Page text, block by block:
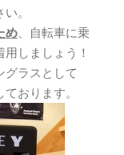
。
め 、自転車に乗
しましょう！
グラスとして
ております。